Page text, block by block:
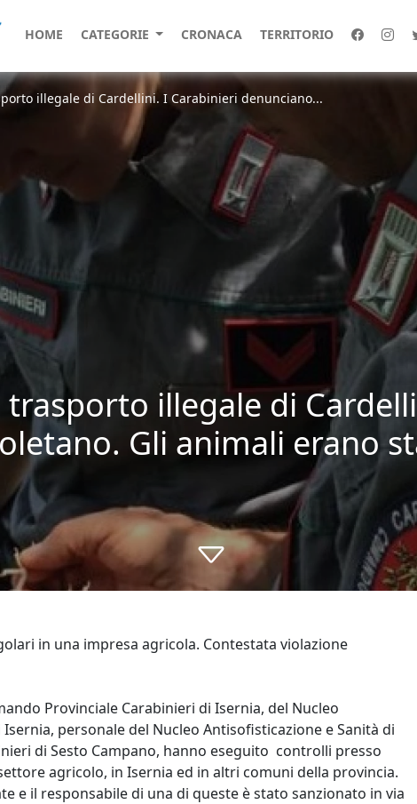
HOME CATEGORIE CRONACA TERRITORIO
illegale di Cardellini. I Carabinieri denunciano...
trasporto illegale di
Gli animali erano
in una impresa agricola. Contestata violazione
Provinciale Carabinieri di Isernia, del Nucleo
personale del Nucleo Antisofisticazione e Sanità di
di Sesto Campano, hanno eseguito controlli presso
agricolo, in Isernia ed in altri comuni della provincia.
e il responsabile di una di queste è stato sanzionato in via